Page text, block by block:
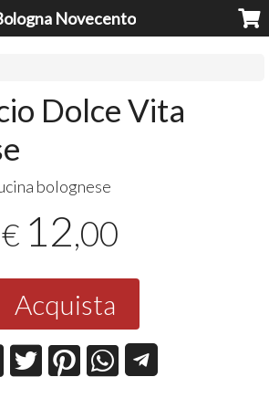
Novecento
Dolce Vita
bolognese
€ 12,00
Acquista